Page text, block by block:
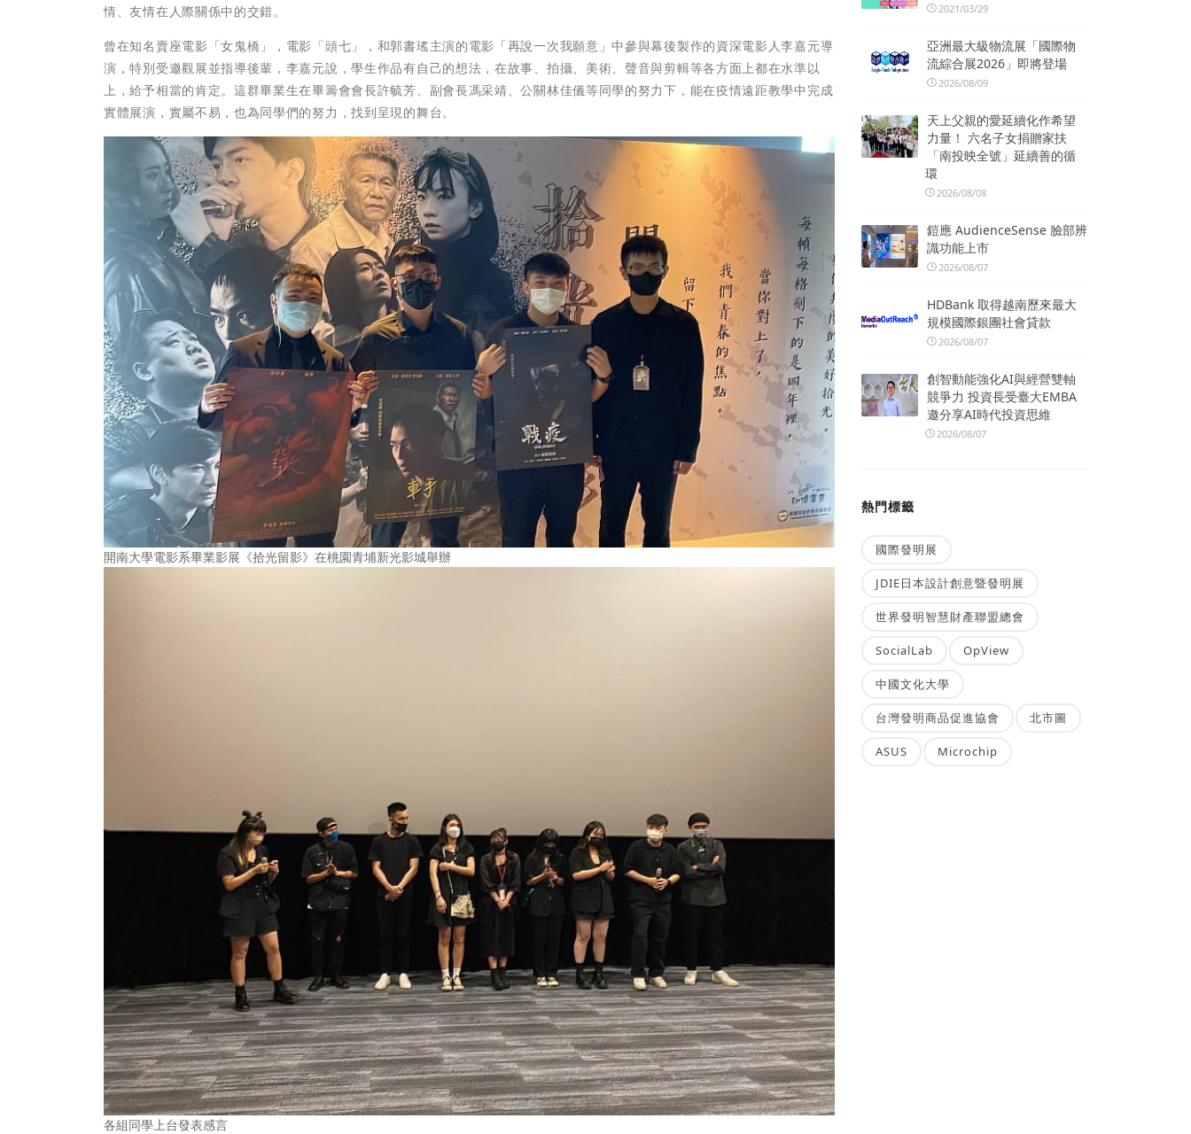
情、友情在人際關係中的交錯。
曾在知名賣座電影「女鬼橋」，電影「頭七」，和郭書瑤主演的電影「再說一次我願意」中參與幕後製作的資深電影人李嘉元導
演，特別受邀觀展並指導後輩，李嘉元說，學生作品有自己的想法，在故事、拍攝、美術、聲音與剪輯等各方面上都在水準以
上，給予相當的肯定。這群畢業生在畢籌會會長許毓芳、副會長馮采靖、公關林佳儀等同學的努力下，能在疫情遠距教學中完成
實體展演，實屬不易，也為同學們的努力，找到呈現的舞台。
開南大學電影系畢業影展《拾光留影》在桃園青埔新光影城舉辦
各組同學上台發表感言
2021/03/29
亞洲最大級物流展「國際物
流綜合展2026」即將登場
2026/08/09
天上父親的愛延續化作希望
力量！ 六名子女捐贈家扶
「南投映全號」延續善的循
環
2026/08/08
鎧應 AudienceSense 臉部辨
識功能上市
2026/08/07
HDBank 取得越南歷來最大
規模國際銀團社會貸款
2026/08/07
創智動能強化AI與經營雙軸
競爭力 投資長受臺大EMBA
邀分享AI時代投資思維
2026/08/07
熱門標籤
國際發明展
JDIE日本設計創意暨發明展
世界發明智慧財產聯盟總會
SocialLab OpView
中國文化大學
台灣發明商品促進協會 北市圖
ASUS Microchip